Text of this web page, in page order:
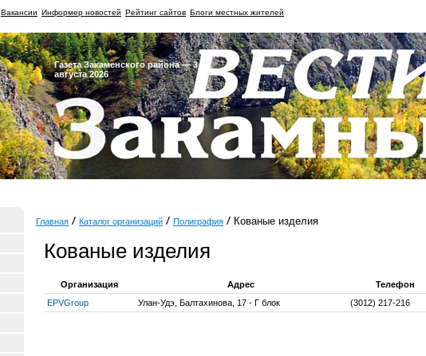
Вакансии Информер новостей Рейтинг сайтов Блоги местных жителей
Газета Закаменского района — 3
августа 2026
Главная Каталог организаций Полиграфия Кованые изделия
Кованые изделия
Организация Адрес
Телефон
EPVGroup
Улан-Удэ, Балтахинова, 17 - Г блок (3012) 217-216